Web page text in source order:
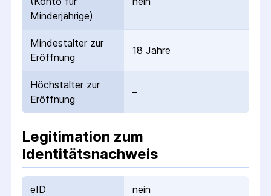
Minderjährige)
Mindestalter zur
Eröffnung
18 Jahre
Höchstalter zur
Eröffnung
–
Legitimation zum
Identitätsnachweis
eID nein